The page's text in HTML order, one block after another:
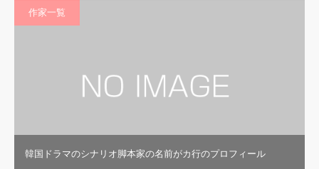
作家一覧
韓国ドラマのシナリオ脚本家の名前がカ行のプロフィール